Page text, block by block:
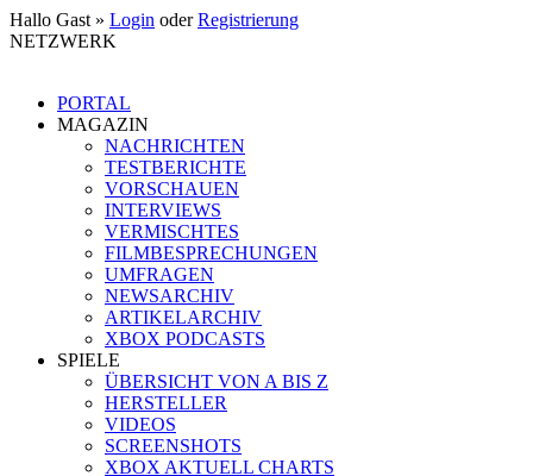
Hallo Gast » Login oderRegistrierung
NETZWERK
PORTAL
MAGAZIN
NACHRICHTEN
TESTBERICHTE
VORSCHAUEN
INTERVIEWS
VERMISCHTES
FILMBESPRECHUNGEN
UMFRAGEN
NEWSARCHIV
ARTIKELARCHIV
XBOX PODCASTS
SPIELE
ÜBERSICHT VON A BIS Z
HERSTELLER
VIDEOS
SCREENSHOTS
XBOX AKTUELL CHARTS